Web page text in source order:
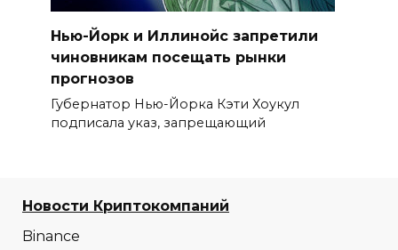
Нью-Йорк и Иллинойс запретили
чиновникам посещать рынки
прогнозов
Губернатор Нью-Йорка Кэти Хоукул
подписала указ, запрещающий
Новости Криптокомпаний
Binance